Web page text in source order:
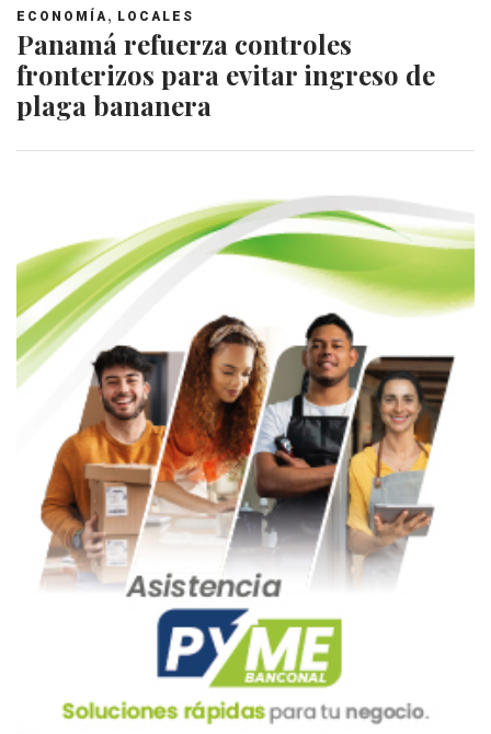
ECONOMÍA, LOCALES
Panamá refuerza controles
fronterizos para evitar ingreso de
plaga bananera